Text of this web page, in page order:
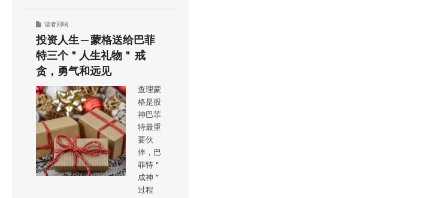
读者回响
投资人生 ─ 蒙格送给巴菲
特三个＂人生礼物＂ 戒
贪，勇气和远见
查理蒙
格是股
神巴菲
特最重
要伙
伴，巴
菲特＂
成神＂
过程